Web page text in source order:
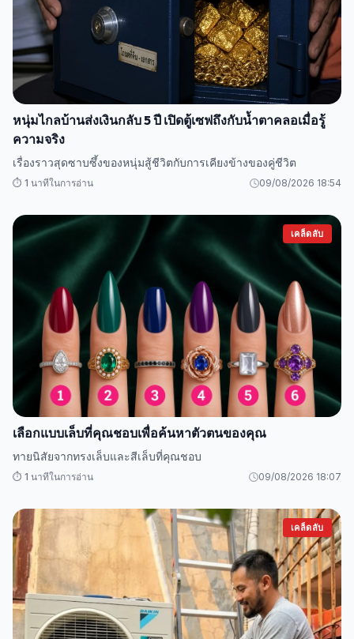
หนุ่มไกลบ้านส่งเงินกลับ 5 ปี เปิดตู้เซฟถึงกับน้ำตาคลอเมื่อรู้
ความจริง
เรื่องราวสุดซาบซึ้งของหนุ่มสู้ชีวิตกับการเคียงข้างของคู่ชีวิต
⏱️ 1 นาทีในการอ่าน 09/08/2026 18:54
เคล็ดลับ
เลือกแบบเล็บที่คุณชอบเพื่อค้นหาตัวตนของคุณ
ทายนิสัยจากทรงเล็บและสีเล็บที่คุณชอบ
⏱️ 1 นาทีในการอ่าน 09/08/2026 18:07
เคล็ดลับ